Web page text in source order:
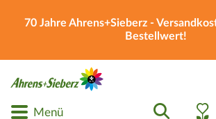
70 Jahre Ahrens+Sieberz -
Bestellwert!
Menü